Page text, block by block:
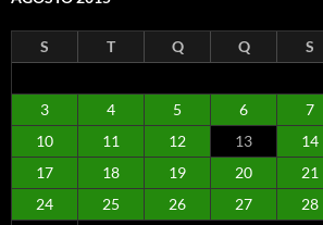
S T Q Q S
3
4 5 6 7
10
11 12 13 14
17
18 19 20 21
24
25 26 27 28